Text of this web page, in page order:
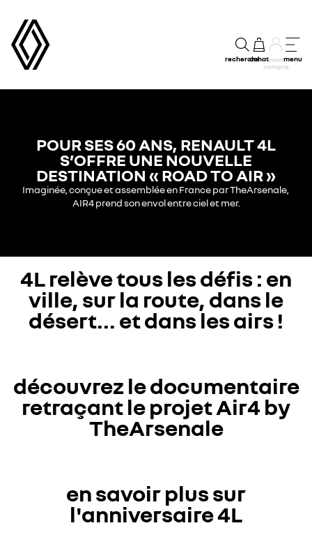
rechercheachatmon
compte
menu
POUR SES 60 ANS, RENAULT 4L
S’OFFRE UNE NOUVELLE
DESTINATION « ROAD TO AIR »
Imaginée, conçue et assemblée en France par TheArsenale,
AIR4 prend son envol entre ciel et mer.
4L relève tous les défis : en
ville, sur la route, dans le
désert... et dans les airs !
découvrez le documentaire
retraçant le projet Air4 by
TheArsenale
en savoir plus sur
l'anniversaire 4L